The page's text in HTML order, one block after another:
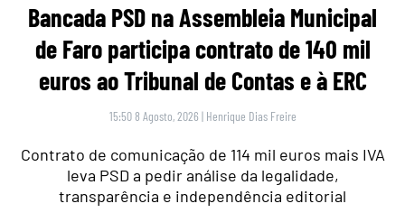
Bancada PSD na Assembleia Municipal
de Faro participa contrato de 140 mil
euros ao Tribunal de Contas e à ERC
15:50 8 Agosto, 2026 | Henrique Dias Freire
Contrato de comunicação de 114 mil euros mais IVA
leva PSD a pedir análise da legalidade,
transparência e independência editorial